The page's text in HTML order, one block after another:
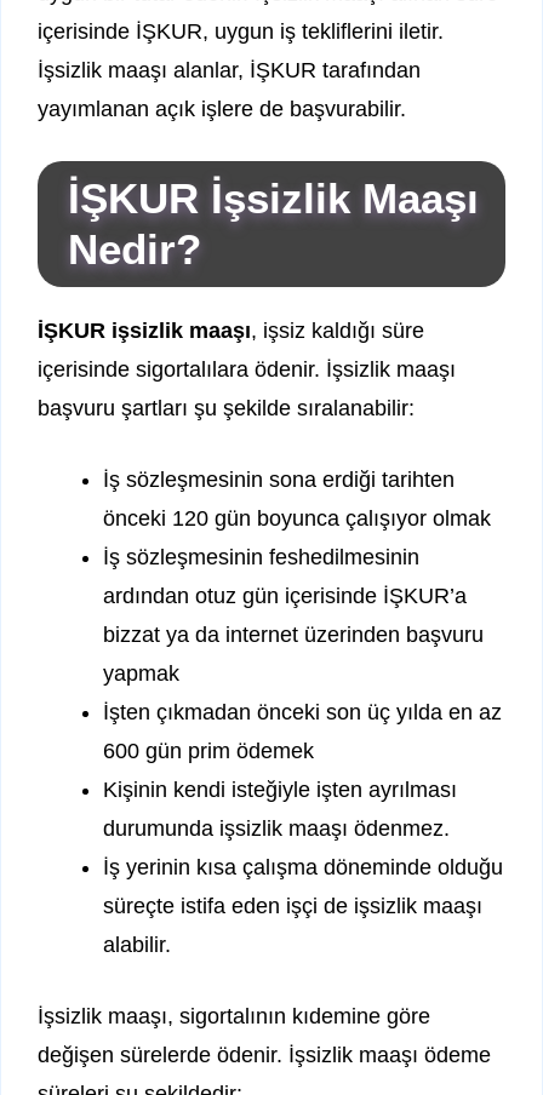
içerisinde İŞKUR, uygun iş tekliflerini iletir.
İşsizlik maaşı alanlar, İŞKUR tarafından
yayımlanan açık işlere de başvurabilir.
İŞKUR İşsizlik Maaşı
Nedir?
İŞKUR işsizlik maaşı, işsiz kaldığı süre
içerisinde sigortalılara ödenir. İşsizlik maaşı
başvuru şartları şu şekilde sıralanabilir:
İş sözleşmesinin sona erdiği tarihten
önceki 120 gün boyunca çalışıyor olmak
İş sözleşmesinin feshedilmesinin
ardından otuz gün içerisinde İŞKUR’a
bizzat ya da internet üzerinden başvuru
yapmak
İşten çıkmadan önceki son üç yılda en az
600 gün prim ödemek
Kişinin kendi isteğiyle işten ayrılması
durumunda işsizlik maaşı ödenmez.
İş yerinin kısa çalışma döneminde olduğu
süreçte istifa eden işçi de işsizlik maaşı
alabilir.
İşsizlik maaşı, sigortalının kıdemine göre
değişen sürelerde ödenir. İşsizlik maaşı ödeme